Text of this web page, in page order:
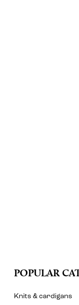
POPULAR
Knits & cardigans